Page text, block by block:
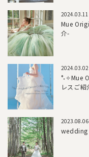
2024.03.11
Mue
介-
2024.03.02
°˖✧Mue
レスご紹
2023.08.06